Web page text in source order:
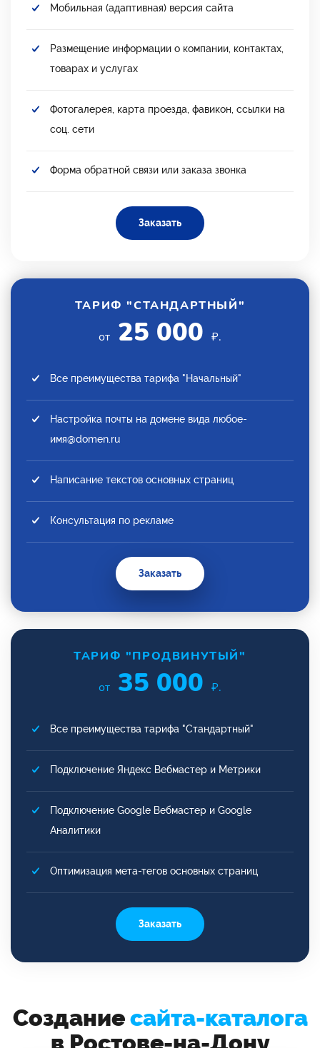
Мобильная (адаптивная) версия сайта
Размещение информации о компании, контактах,
товарах и услугах
Фотогалерея, карта проезда, фавикон, ссылки на
соц. сети
Форма обратной связи или заказа звонка
Заказать
ТАРИФ "СТАНДАРТНЫЙ"
от 25 000 ₽.
Все преимущества тарифа "Начальный"
Настройка почты на домене вида любое-
имя@domen.ru
Написание текстов основных страниц
Консультация по рекламе
Заказать
ТАРИФ "ПРОДВИНУТЫЙ"
от 35 000 ₽.
Все преимущества тарифа "Стандартный"
Подключение Яндекс Вебмастер и Метрики
Подключение Google Вебмастер и Google
Аналитики
Оптимизация мета-тегов основных страниц
Заказать
Созданиесайта-каталога
в Ростове-на-Дону